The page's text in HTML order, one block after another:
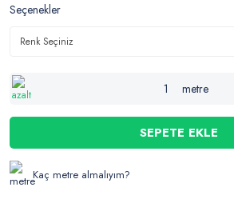
Seçenekler
metre
SEPETE EKLE
Kaç metre almalıyım?